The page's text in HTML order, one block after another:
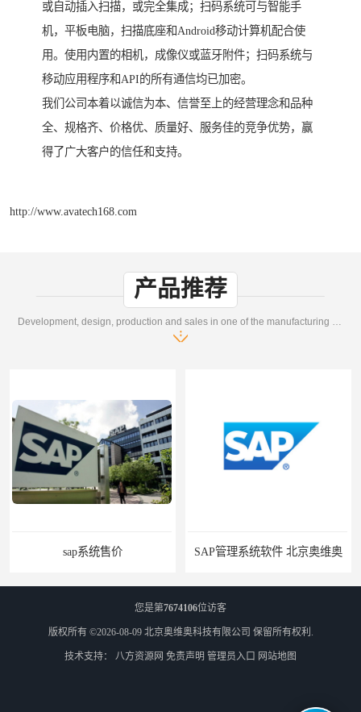
或自动插入扫描，或完全集成；扫码系统可与智能手
机，平板电脑，扫描底座和Android移动计算机配合使
用。使用内置的相机，成像仪或蓝牙附件；扫码系统与
移动应用程序和API的所有通信均已加密。
我们公司本着以诚信为本、信誉至上的经营理念和品种
全、规格齐、价格优、质量好、服务佳的竞争优势，赢
得了广大客户的信任和支持。
http://www.avatech168.com
产品推荐
Development, design, production and sales in one of the manufacturing enterprises
sap系统售价 SAP管理系统软件 北京奥维奥
您是第7674106位访客
版权所有 ©2026-08-09 北京奥维奥科技有限公司 保留所有权利.
技术支持： 八方资源网 免责声明 管理员入口 网站地图